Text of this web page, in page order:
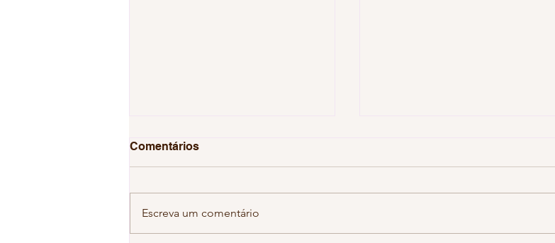
Comentários
Escreva um comentário